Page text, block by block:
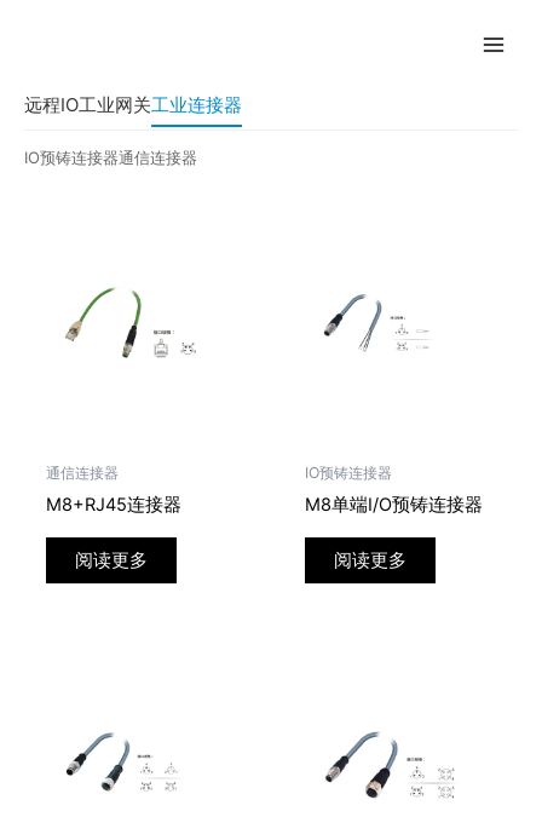
远程IO工业网关工业连接器
IO预铸连接器通信连接器
通信连接器
M8+RJ45连接器
阅读更多
IO预铸连接器
M8单端I/O预铸连接器
阅读更多